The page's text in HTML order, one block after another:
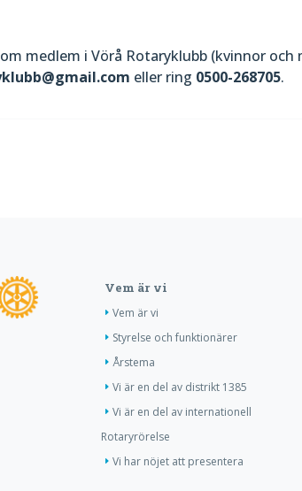
medlem i Vörå Rotaryklubb (kvinnor och
eller ring 0500-268705.
Vem är vi
Vem är vi
Styrelse och funktionärer
Årstema
Vi är en del av distrikt 1385
Vi är en del av internationell
Rotaryrörelse
Vi har nöjet att presentera